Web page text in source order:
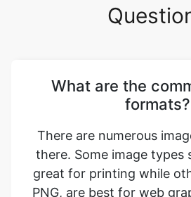
What are the
there. Some image types
great for printing while
PNG, are best for web
common image file
PNG, and GIF. Use this
to webp format. Just